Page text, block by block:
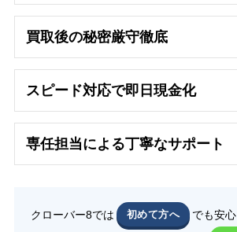
買取後の秘密厳守徹底
スピード対応で即日 現金化
専任担当による丁寧なサポート
クローバー8では 初めて方へ
でも安